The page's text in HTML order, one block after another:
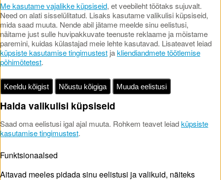
Me kasutame vajalikke küpsiseid, et veebileht töötaks sujuvalt.
Need on alati sisselülitatud. Lisaks kasutame valikulisi küpsiseid,
mida saad muuta. Nende abil jätame meelde sinu eelistusi,
näitame just sulle huvipakkuvate teenuste reklaame ja mõistame
paremini, kuidas külastajad meie lehte kasutavad. Lisateavet leiad
küpsiste kasutamise tingimustest jakliendiandmete töötlemise
põhimõtetest.
Keeldu kõigist Nõustu kõigiga Muuda eelistusi
Halda valikulisi küpsiseid
Saad oma eelistusi igal ajal muuta. Rohkem teavet leiadküpsiste
kasutamise tingimustest.
Funktsionaalsed
Aitavad meeles pidada sinu eelistusi ja valikuid, näiteks